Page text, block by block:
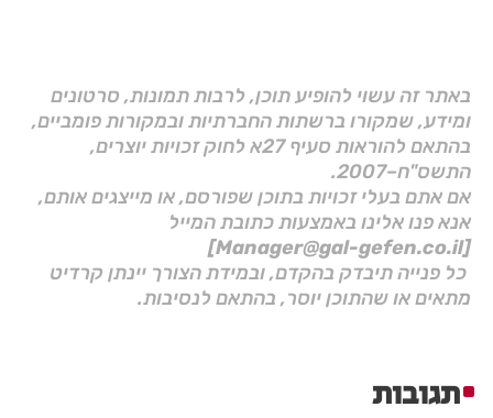
באתר זה עשוי להופיע תוכן, לרבות תמונות, סרטונים
ומידע, שמקורו ברשתות החברתיות ובמקורות פומביים,
בהתאם להוראות סעיף 27א לחוק זכויות יוצרים,
התשס"ח–2007.
אם אתם בעלי זכויות בתוכן שפורסם, או מייצגים אותם,
אנא פנו אלינו באמצעות כתובת המייל
[Manager@gal-gefen.co.il]
כל פנייה תיבדק בהקדם, ובמידת הצורך יינתן קרדיט
מתאים או שהתוכן יוסר, בהתאם לנסיבות.
תגובות